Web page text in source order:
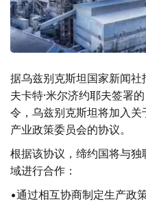
据乌兹别克斯坦国家新闻
夫卡特·米尔济约耶夫签署
令，乌兹别克斯坦将加入
产业政策委员会的协议。
根据该协议，缔约国将与
域进行合作：
•通过相互协商制定生产政